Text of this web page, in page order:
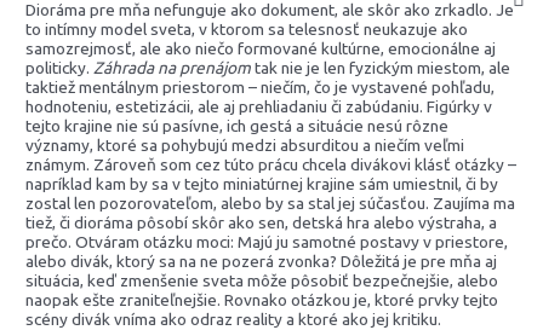
Dioráma pre mňa nefunguje ako dokument, ale skôr ako zrkadlo. Je
to intímny model sveta, v ktorom sa telesnosť neukazuje ako
samozrejmosť, ale ako niečo formované kultúrne, emocionálne aj
politicky. Záhrada na prenájomtak nie je len fyzickým miestom, ale
taktiež mentálnym priestorom – niečím, čo je vystavené pohľadu,
hodnoteniu, estetizácii, ale aj prehliadaniu či zabúdaniu. Figúrky v
tejto krajine nie sú pasívne, ich gestá a situácie nesú rôzne
významy, ktoré sa pohybujú medzi absurditou a niečím veľmi
známym. Zároveň som cez túto prácu chcela divákovi klásť otázky –
napríklad kam by sa v tejto miniatúrnej krajine sám umiestnil, či by
zostal len pozorovateľom, alebo by sa stal jej súčasťou. Zaujíma ma
tiež, či dioráma pôsobí skôr ako sen, detská hra alebo výstraha, a
prečo. Otváram otázku moci: Majú ju samotné postavy v priestore,
alebo divák, ktorý sa na ne pozerá zvonka? Dôležitá je pre mňa aj
situácia, keď zmenšenie sveta môže pôsobiť bezpečnejšie, alebo
naopak ešte zraniteľnejšie. Rovnako otázkou je, ktoré prvky tejto
scény divák vníma ako odraz reality a ktoré ako jej kritiku.